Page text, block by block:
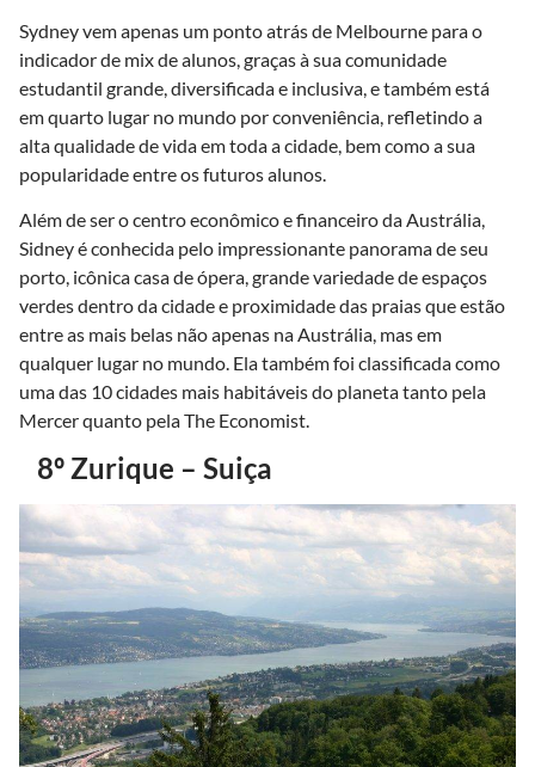
Sydney vem apenas um ponto atrás de Melbourne para o
indicador de mix de alunos, graças à sua comunidade
estudantil grande, diversificada e inclusiva, e também está
em quarto lugar no mundo por conveniência, refletindo a
alta qualidade de vida em toda a cidade, bem como a sua
popularidade entre os futuros alunos.
Além de ser o centro econômico e financeiro da Austrália,
Sidney é conhecida pelo impressionante panorama de seu
porto, icônica casa de ópera, grande variedade de espaços
verdes dentro da cidade e proximidade das praias que estão
entre as mais belas não apenas na Austrália, mas em
qualquer lugar no mundo. Ela também foi classificada como
uma das 10 cidades mais habitáveis ​​do planeta tanto pela
Mercer quanto pela The Economist.
8º Zurique – Suiça